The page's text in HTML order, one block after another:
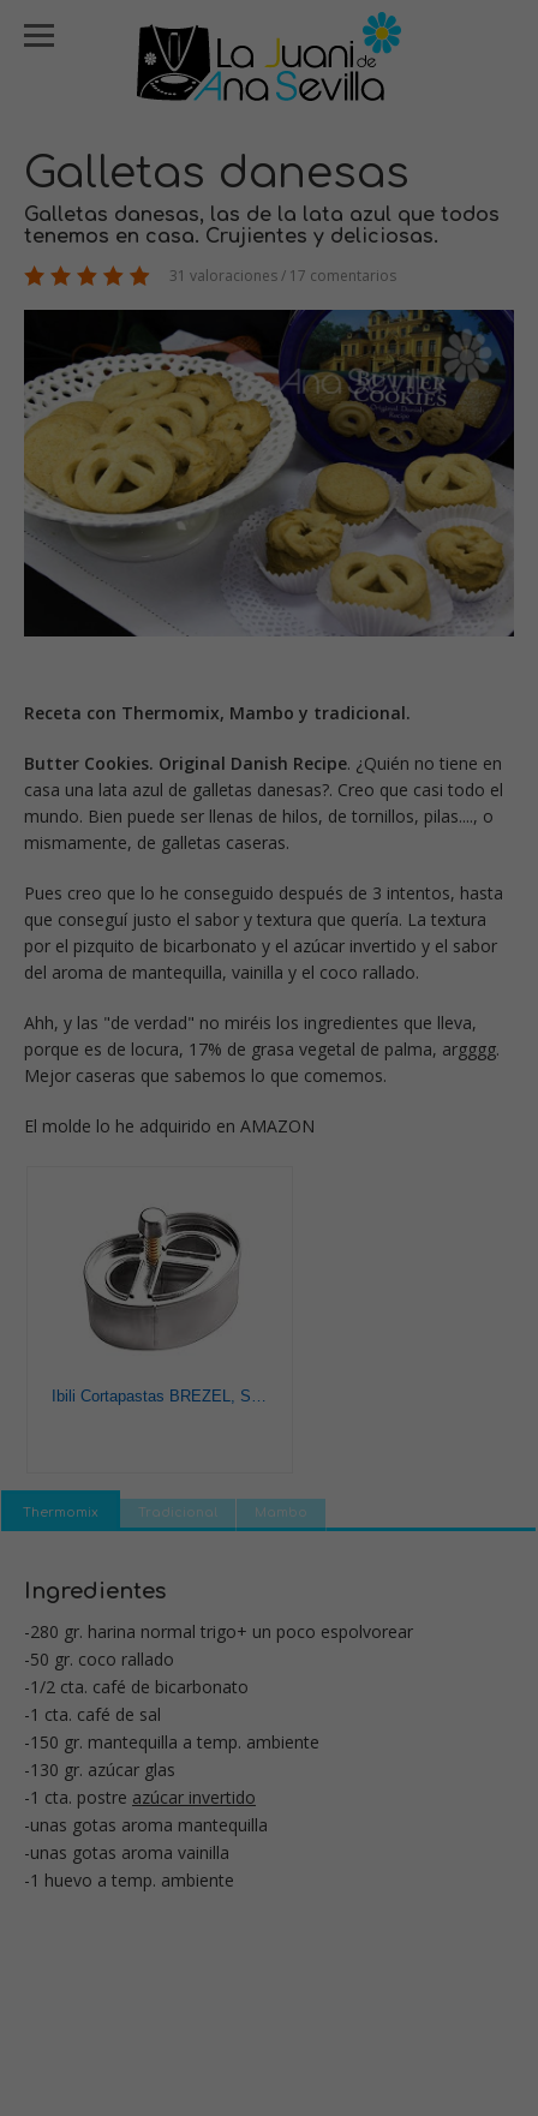
Galletas danesas
Galletas danesas, las de la lata azul que todos
tenemos en casa. Crujientes y deliciosas.
31 valoraciones / 17 comentarios
Receta con Thermomix, Mambo y tradicional.
Butter Cookies. Original Danish Recipe. ¿Quién no tiene en
casa una lata azul de galletas danesas?. Creo que casi todo el
mundo. Bien puede ser llenas de hilos, de tornillos, pilas...., o
mismamente, de galletas caseras.
Pues creo que lo he conseguido después de 3 intentos, hasta
que conseguí justo el sabor y textura que quería. La textura
por el pizquito de bicarbonato y el azúcar invertido y el sabor
del aroma de mantequilla, vainilla y el coco rallado.
Ahh, y las "de verdad" no miréis los ingredientes que lleva,
porque es de locura, 17% de grasa vegetal de palma, argggg.
Mejor caseras que sabemos lo que comemos.
El molde lo he adquirido en AMAZON
Thermomix Tradicional Mambo
Ingredientes
-280 gr. harina normal trigo+ un poco espolvorear
-50 gr. coco rallado
-1/2 cta. café de bicarbonato
-1 cta. café de sal
-150 gr. mantequilla a temp. ambiente
-130 gr. azúcar glas
-1 cta. postre azúcar invertido
-unas gotas aroma mantequilla
-unas gotas aroma vainilla
-1 huevo a temp. ambiente